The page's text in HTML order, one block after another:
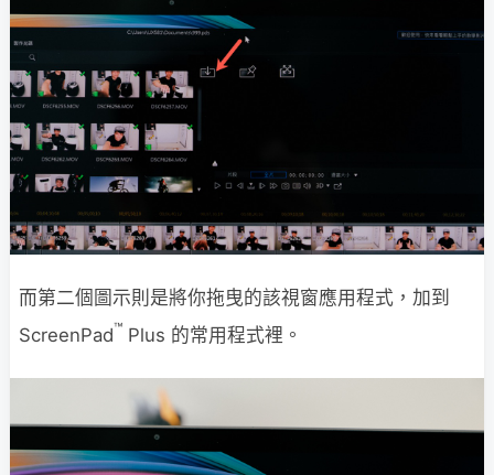
而第二個圖示則是將你拖曳的該視窗應用程式，加到
ScreenPad™ Plus 的常用程式裡。